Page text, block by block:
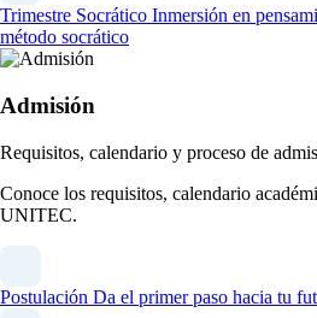
Trimestre Socrático Inmersión en
método socrático
Admisión
Requisitos, calendario y proceso de
Conoce los requisitos, calendario
UNITEC.
Postulación Da el primer paso hacia tu